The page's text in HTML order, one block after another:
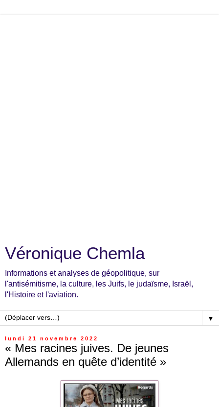
Véronique Chemla
Informations et analyses de géopolitique, sur
l'antisémitisme, la culture, les Juifs, le judaïsme, Israël,
l'Histoire et l'aviation.
▼
lundi 21 novembre 2022
« Mes racines juives. De jeunes
Allemands en quête d’identité »